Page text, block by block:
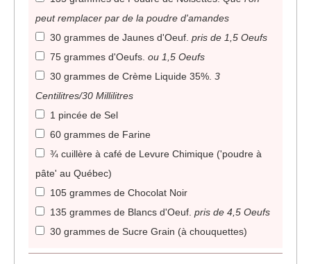
peut remplacer par de la poudre d'amandes
30 grammes de Jaunes d'Oeuf. pris de 1,5 Oeufs
75 grammes d'Oeufs. ou 1,5 Oeufs
30 grammes de Crème Liquide 35%. 3
Centilitres/30 Millilitres
1 pincée de Sel
60 grammes de Farine
¾ cuillère à café de Levure Chimique ('poudre à
pâte' au Québec)
105 grammes de Chocolat Noir
135 grammes de Blancs d'Oeuf. pris de 4,5 Oeufs
30 grammes de Sucre Grain (à chouquettes)